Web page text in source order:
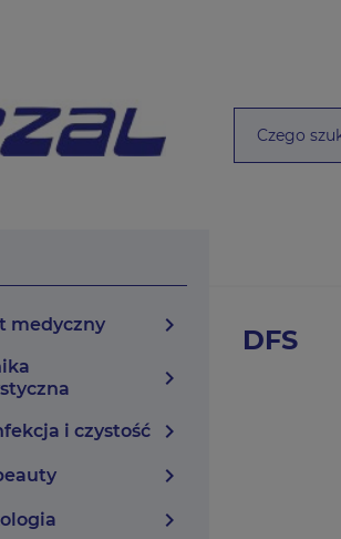
medyczny chevron_right
chevron_right
i czystość chevron_right
chevron_right
chevron_right
DFS